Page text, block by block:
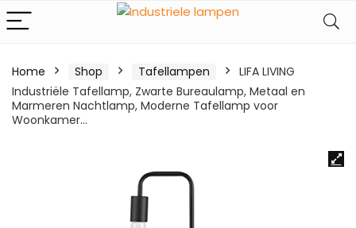
Home Shop Tafellampen
LIFA LIVING
Industriële Tafellamp, Zwarte Bureaulamp, Metaal en
Marmeren Nachtlamp, Moderne Tafellamp voor
Woonkamer…